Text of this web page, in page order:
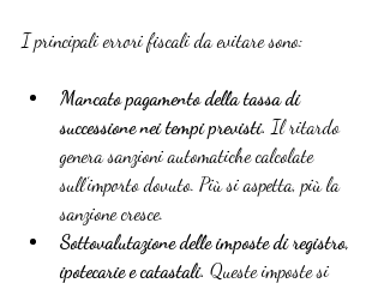
I principali errori fiscali da evitare sono:
Mancato pagamento della tassa di
successione nei tempi previsti. Il ritardo
genera sanzioni automatiche calcolate
sull’importo dovuto. Più si aspetta, più la
sanzione cresce.
Sottovalutazione delle imposte di registro,
ipotecarie e catastali. Queste imposte si